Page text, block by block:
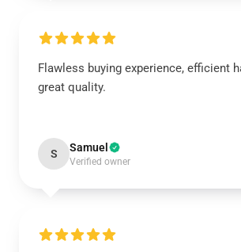
Flawless buying experience, efficient
great quality.
S Samuel
Verified owner